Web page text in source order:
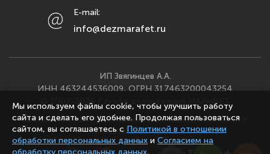
Набережные Челны
Нижний Новгород
Орел
Оренбург
Пенза
Пермь
E-mail:
info@dezmarafet.ru
ИП Звягинцев А.А.
ИНН 463244536009, ОГРН 317463200043254
© 2007-2026 Служба дезинфекции МАРАФЕТ
Политика конфиденциальности ·Согласие на обработку
персональных данных
Мы используем файлы cookie, чтобы улучшить работу
сайта и сделать его удобнее. Продолжая пользоваться
сайтом, вы соглашаетесь с Политикой в отношении
обработки персональных данных и Согласием на
обработку персональных данных